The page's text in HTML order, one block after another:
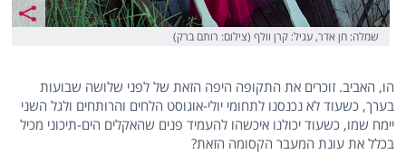
שמלה: חן אדר, עגיל: קרן וולף (צילום: רותם ברק)
הו, האביב. זוכרים את התקופה היפה הזאת של לפני שלושה שבועות
בערך, כשעוד לא נכנסנו לתחומי יולי-אוגוסט הלחים והרותחים ולגל השני
יימח שמו, כשעוד יכולנו איכשהו להעמיד פנים שהאקלים הים-תיכוני מכיל
בכלל את עונת המעבר הקסומה הזאת?